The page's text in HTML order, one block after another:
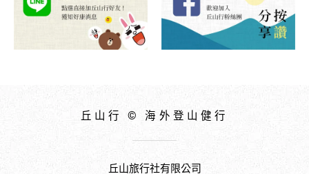
丘山行 © 海外登山健行
丘山旅行社有限公司